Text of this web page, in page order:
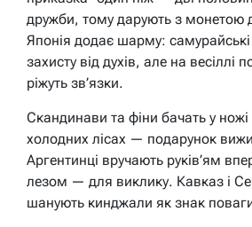
дружби, тому дарують з монетою
Японія додає шарму:
захисту від духів, але на весіллі
ріжуть зв’язки.
Скандинави та фіни бачать у ножі
холодних лісах — подарунок
Аргентинці вручають руків’ям
лезом — для виклику. Кавказ і
шанують кинджали як знак